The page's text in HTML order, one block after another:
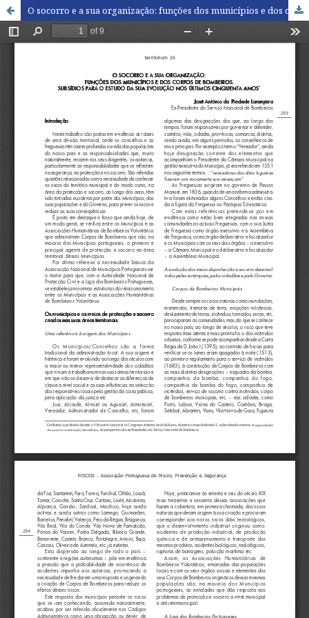
O socorro e a sua organização: funções dos municípios e dos corpos de bombeiros. Subsídios para o estudo da sua evolução nos últimos cinquenta anos